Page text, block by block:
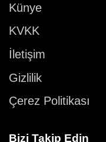
Künye
KVKK
İletişim
Gizlilik
Çerez Politikası
Bizi Takip Edin